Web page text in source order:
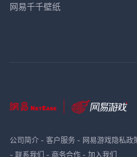
网易千千壁纸
公司简介- 客户服务- 网易游戏隐私政
- 联系我们 - 商务合作- 加入我们